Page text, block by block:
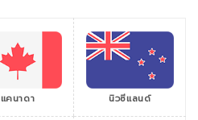
แคนาดา นิวซีแลนด์